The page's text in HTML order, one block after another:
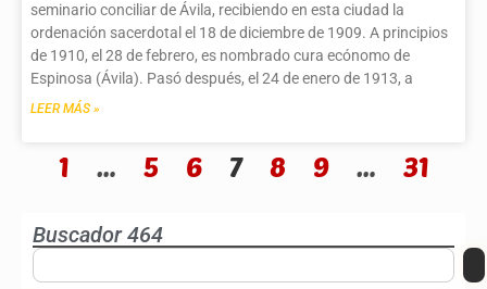
seminario conciliar de Ávila, recibiendo en esta ciudad la
ordenación sacerdotal el 18 de diciembre de 1909. A principios
de 1910, el 28 de febrero, es nombrado cura ecónomo de
Espinosa (Ávila). Pasó después, el 24 de enero de 1913, a
LEER MÁS »
1 … 5 6 7 8 9 … 31
Buscador 464